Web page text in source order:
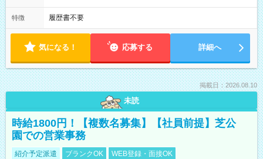
特徴 履歴書不要
気になる！ 応募する 詳細へ
掲載日：2026.08.10
未読
時給1800円！【複数名募集】【社員前提】芝公
園での営業事務
紹介予定派遣 ブランクOK WEB登録・面接OK